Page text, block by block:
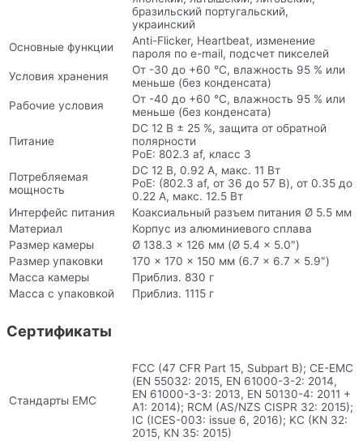
бразильский португальский,
украинский
Основные функции
Anti-Flicker, Heartbeat, изменение
пароля по e-mail, подсчет пикселей
Условия хранения
От -30 до +60 °C, влажность 95 % или
меньше (без конденсата)
Рабочие условия
От -40 до +60 °C, влажность 95 % или
меньше (без конденсата)
Питание
DC 12 В ± 25 %, защита от обратной
полярности
PoE: 802.3 af, класс 3
Потребляемая
мощность
DC 12 В, 0.92 A, макс. 11 Вт
PoE: (802.3 af, от 36 до 57 В), от 0.35 до
0.22 A, макс. 12.5 Вт
Интерфейс питания
Коаксиальный разъем питания Ø 5.5 мм
Материал
Корпус из алюминиевого сплава
Размер камеры
Ø 138.3 × 126 мм (Ø 5.4 × 5.0″)
Размер упаковки
170 × 170 × 150 мм (6.7 × 6.7 × 5.9″)
Масса камеры
Приблиз. 830 г
Масса с упаковкой
Приблиз. 1115 г
Сертификаты
Стандарты EMC
FCC (47 CFR Part 15, Subpart B); CE-EMC
(EN 55032: 2015, EN 61000-3-2: 2014,
EN 61000-3-3: 2013, EN 50130-4: 2011 +
A1: 2014); RCM (AS/NZS CISPR 32: 2015);
IC (ICES-003: issue 6, 2016); KC (KN 32:
2015, KN 35: 2015)